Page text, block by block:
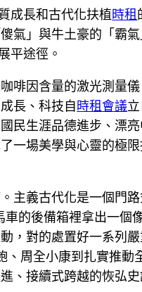
成長和古代化扶植時租
氣」與牛土豪的「霸
平途徑。
啡因含量的激光測量
長、科技自時租會議
民生涯品德進步、漂
一場美學與心靈的極
主義古代化是一個門
的後備箱裡拿出一個
動，對的處置好一系列
、周全小康到扎實推動
、接續式跨越的恢弘史